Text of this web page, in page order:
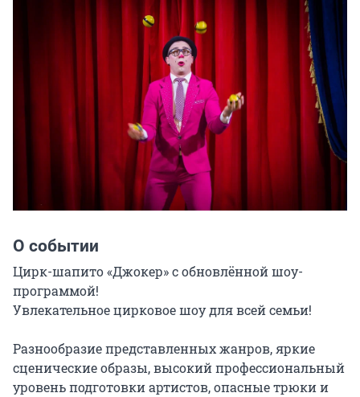
О событии
Цирк-шапито «Джокер» с обновлённой шоу-
программой!
Увлекательное цирковое шоу для всей семьи!
Разнообразие представленных жанров, яркие
сценические образы, высокий профессиональный
уровень подготовки артистов, опасные трюки и